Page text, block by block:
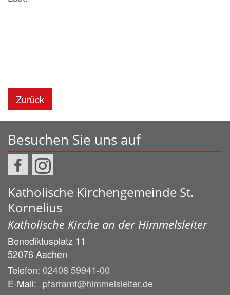
Zurück
Besuchen Sie uns auf
Katholische Kirchengemeinde St.
Kornelius
Katholische Kirche an der Himmelsleiter
Benediktusplatz 11
52076Aachen
Telefon: 02408 59941-00
E-Mail: pfarramt@himmelsleiter.de